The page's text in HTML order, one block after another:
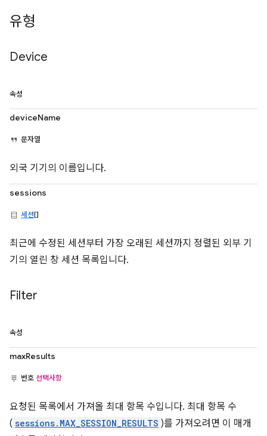
유형
Device
속성
deviceName
문자열
외국 기기의 이름입니다.
sessions
세션[]
최근에 수정된 세션부터 가장 오래된 세션까지 정렬된 외부 기
기의 열린 창 세션 목록입니다.
Filter
속성
maxResults
번호 선택사항
요청된 목록에서 가져올 최대 항목 수입니다. 최대 항목 수
( sessions.MAX_SESSION_RESULTS )를 가져오려면 이 매개